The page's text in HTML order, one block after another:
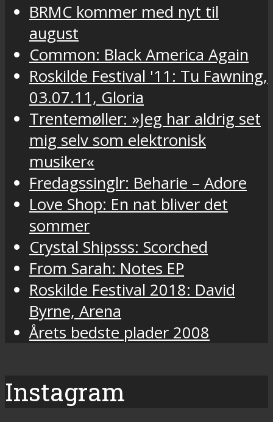
BRMC kommer med nyt til
august
Common: Black America Again
Roskilde Festival '11: Tu Fawning,
03.07.11, Gloria
Trentemøller: »Jeg har aldrig set
mig selv som elektronisk
musiker«
Fredagssinglr: Beharie – Adore
Love Shop: En nat bliver det
sommer
Crystal Shipsss: Scorched
From Sarah: Notes EP
Roskilde Festival 2018: David
Byrne, Arena
Årets bedste plader 2008
Instagram